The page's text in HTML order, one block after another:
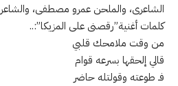
الشاعرى، والملحن عمرو مصطفى، والشاعر
كلمات أغنية”رقصنى على المزيكا”:..
من وقت ملامحك قلبي
قالي إلحقها بسرعه قوام
فـ طوعته وقولتله حاضر